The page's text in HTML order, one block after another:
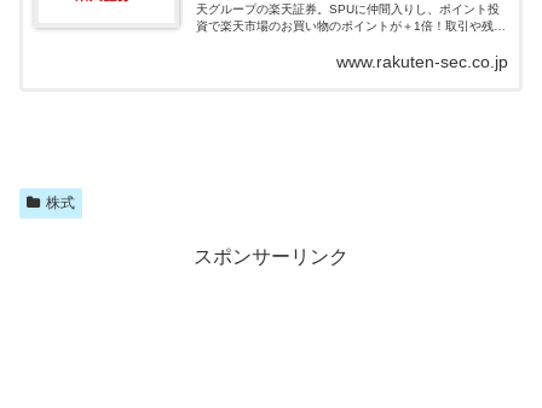
天グループの楽天証券。SPUに仲間入りし、ポイント投
資で楽天市場のお買い物のポイントが＋1倍！取引や残高
クに資産形成を始めよう！www.rakuten-sec.co.jp
株式
スポンサーリンク